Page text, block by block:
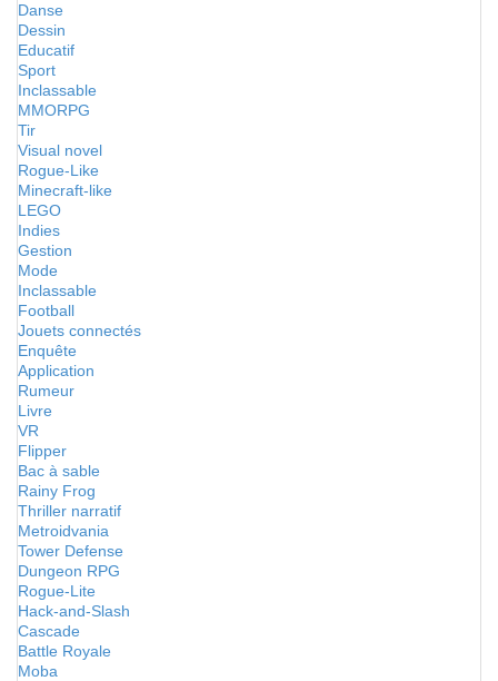
Danse
Dessin
Educatif
Sport
Inclassable
MMORPG
Tir
Visual novel
Rogue-Like
Minecraft-like
LEGO
Indies
Gestion
Mode
Inclassable
Football
Jouets connectés
Enquête
Application
Rumeur
Livre
VR
Flipper
Bac à sable
Rainy Frog
Thriller narratif
Metroidvania
Tower Defense
Dungeon RPG
Rogue-Lite
Hack-and-Slash
Cascade
Battle Royale
Moba